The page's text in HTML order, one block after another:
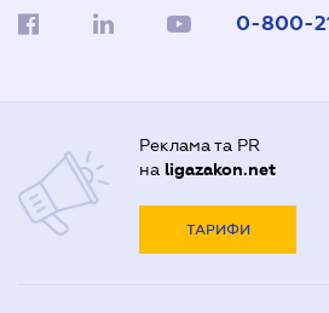
0-800-
Реклама та PR
на ligazakon.net
ТАРИФИ